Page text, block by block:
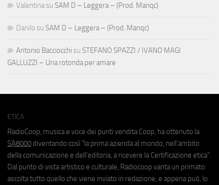
Valentina su SAM D – Leggera – (Prod. Manqc)
Danilo su SAM D – Leggera – (Prod. Manqc)
Antonio Bacciocchi su STEFANO SPAZZI / IVANO MAGI
GALLUZZI – Una rotonda per amare
ETICA
RadioCoop, musica e voce dei punti vendita Coop, ha ottenuto la
SA8000 diventando così "la prima azienda al mondo, nell'ambito
della comunicazione e dell'editoria, a ricevere la Certificazione etica".
Dal punto di vista artistico e culturale, Radiocoop vanta un primato:
ascolta tutto quello che viene inviato in redazione, e appena può, lo